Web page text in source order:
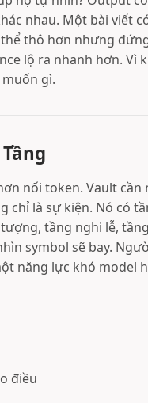
nhau. Một bài viết
thô hơn nhưng
lộ ra nhanh hơn. Vì
gì.
nối token. Vault cần
là sự kiện. Nó có
tầng nghi lễ,
symbol sẽ bay.
năng lực khó model
điều